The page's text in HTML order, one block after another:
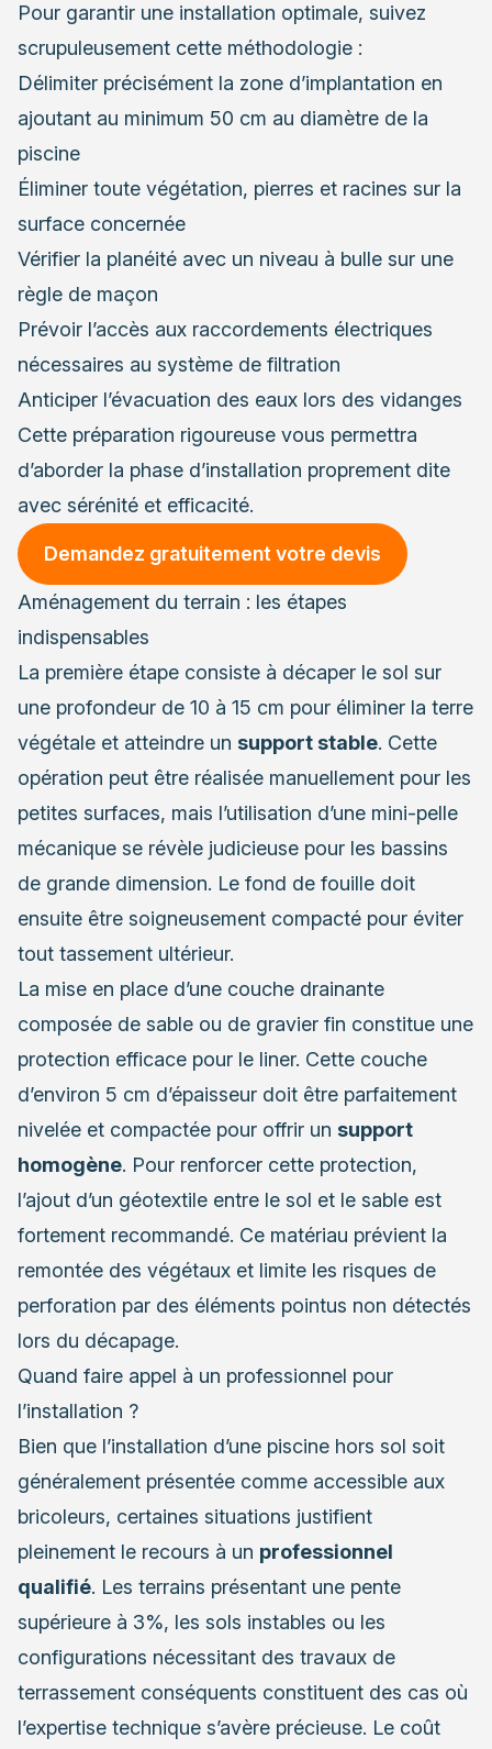
Pour garantir une installation optimale, suivez
scrupuleusement cette méthodologie :
Délimiter précisément la zone d’implantation en
ajoutant au minimum 50 cm au diamètre de la
piscine
Éliminer toute végétation, pierres et racines sur la
surface concernée
Vérifier la planéité avec un niveau à bulle sur une
règle de maçon
Prévoir l’accès aux raccordements électriques
nécessaires au système de filtration
Anticiper l’évacuation des eaux lors des vidanges
Cette préparation rigoureuse vous permettra
d’aborder la phase d’installation proprement dite
avec sérénité et efficacité.
Demandez gratuitement votre devis
Aménagement du terrain : les étapes
indispensables
La première étape consiste à décaper le sol sur
une profondeur de 10 à 15 cm pour éliminer la terre
végétale et atteindre un support stable. Cette
opération peut être réalisée manuellement pour les
petites surfaces, mais l’utilisation d’une mini-pelle
mécanique se révèle judicieuse pour les bassins
de grande dimension. Le fond de fouille doit
ensuite être soigneusement compacté pour éviter
tout tassement ultérieur.
La mise en place d’une couche drainante
composée de sable ou de gravier fin constitue une
protection efficace pour le liner. Cette couche
d’environ 5 cm d’épaisseur doit être parfaitement
nivelée et compactée pour offrir un support
homogène. Pour renforcer cette protection,
l’ajout d’un géotextile entre le sol et le sable est
fortement recommandé. Ce matériau prévient la
remontée des végétaux et limite les risques de
perforation par des éléments pointus non détectés
lors du décapage.
Quand faire appel à un professionnel pour
l’installation ?
Bien que l’installation d’une piscine hors sol soit
généralement présentée comme accessible aux
bricoleurs, certaines situations justifient
pleinement le recours à un professionnel
qualifié. Les terrains présentant une pente
supérieure à 3%, les sols instables ou les
configurations nécessitant des travaux de
terrassement conséquents constituent des cas où
l’expertise technique s’avère précieuse. Le coût